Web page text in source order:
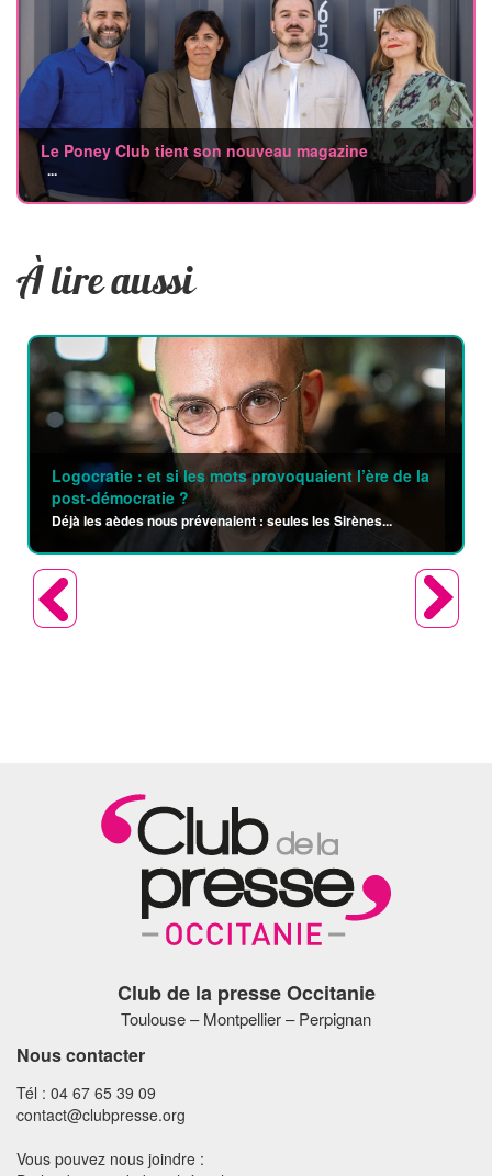
Le Poney Club tient son nouveau magazine
...
À lire aussi
Logocratie : et si les mots provoquaient l’ère de la
post-démocratie ?
Déjà les aèdes nous prévenaient : seules les Sirènes...
Club de la presse Occitanie
Toulouse – Montpellier – Perpignan
Nous contacter
Tél : 04 67 65 39 09
contact@clubpresse.org
Vous pouvez nous joindre :